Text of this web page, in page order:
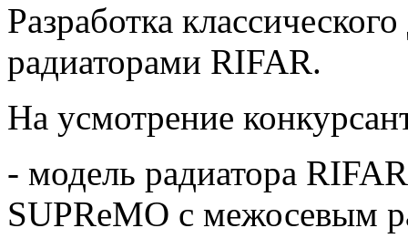
Разработка
радиаторами RIFAR.
На усмотрение
- модель радиатора
SUPReMO с межосевым